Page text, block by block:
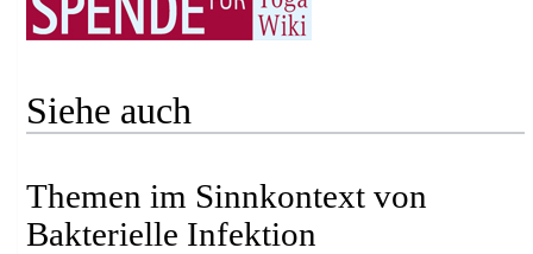
Siehe auch
Themen im Sinnkontext von
Bakterielle Infektion